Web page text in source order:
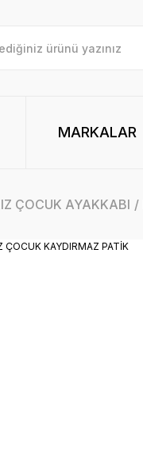
MARKALAR
ÇOCUK AYAKKABI